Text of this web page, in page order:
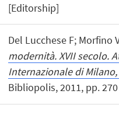
[Editorship]
Del Lucchese F; Morfino
modernità. XVII secolo.
Internazionale di
Bibliopolis, 2011, pp.